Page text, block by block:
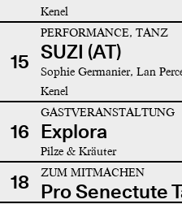
Kenel
15
PERFORMANCE, TANZ
SUZI (AT)
Sophie Germanier, Lan
Kenel
16
GASTVERANSTALTUNG
Explora
Pilze & Kräuter
18 ZUM MITMACHEN
Pro Senectute